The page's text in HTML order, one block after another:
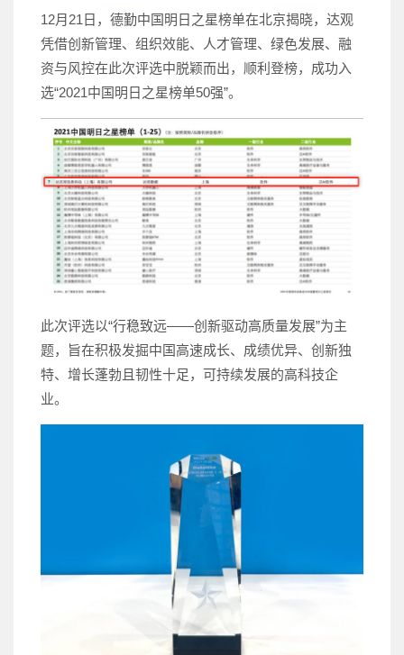
12月21日，德勤中国明日之星榜单在北京揭晓，达观
凭借创新管理、组织效能、人才管理、绿色发展、融
资与风控在此次评选中脱颖而出，顺利登榜，成功入
选“2021中国明日之星榜单50强”。
此次评选以“行稳致远——创新驱动高质量发展”为主
题，旨在积极发掘中国高速成长、成绩优异、创新独
特、增长蓬勃且韧性十足，可持续发展的高科技企
业。